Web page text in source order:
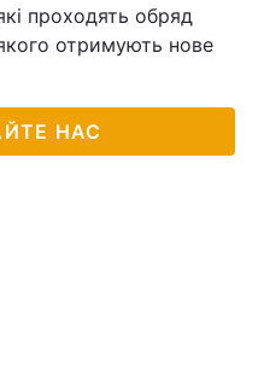
проходять обряд
отримують нове
НАС